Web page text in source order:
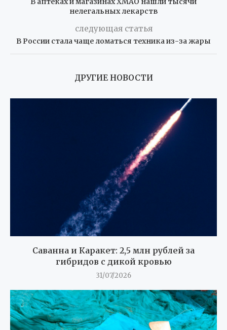
ДРУГИЕ НОВОСТИ
Саванна и Каракет: 2,5 млн рублей за
гибридов с дикой кровью
31/07/2026